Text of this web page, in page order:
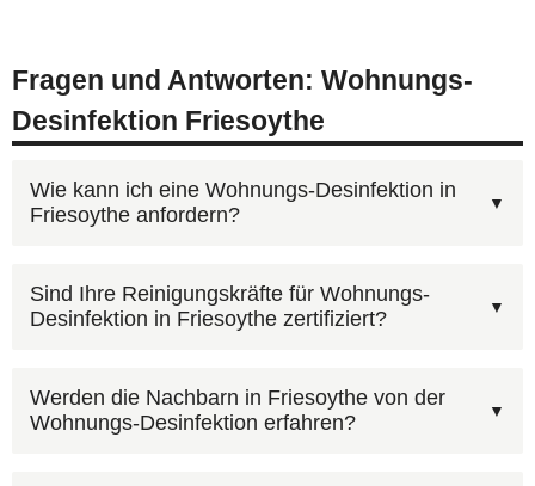
Fragen und Antworten: Wohnungs-
Desinfektion Friesoythe
Wie kann ich eine Wohnungs-Desinfektion in
Friesoythe anfordern?
Rufen Sie unsere kostenlose Beratungshotline
0800 6003005 an — wir sind rund um die Uhr
Feiertagen. Alternativ können Sie uns über das
Kontaktformular erreichen. Wir koordinieren den
Sind Ihre Reinigungskräfte für Wohnungs-
Desinfektion in Friesoythe zertifiziert?
Beauftragen Sie einen Fachbetrieb mit
Sachkunde nach IfSG. AST Deutschland verfügt
Werden die Nachbarn in Friesoythe von der
Wohnungs-Desinfektion erfahren?